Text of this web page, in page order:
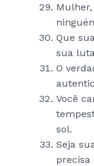
Que
sua
O
Você
sol.
Seja
precisa